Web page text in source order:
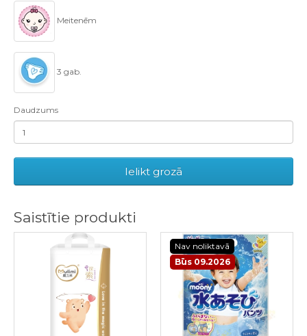
Meitenēm
3 gab.
Daudzums
Ielikt grozā
Saistītie produkti
Nav noliktavā
Būs 09.2026